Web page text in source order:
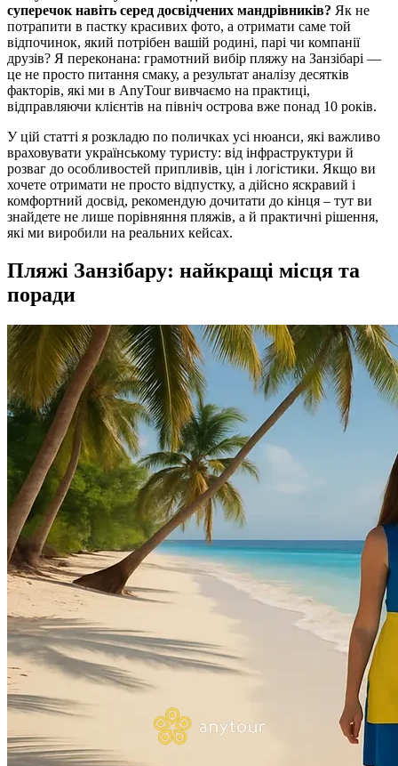
суперечок навіть серед досвідчених мандрівників? Як не
потрапити в пастку красивих фото, а отримати саме той
відпочинок, який потрібен вашій родині, парі чи компанії
друзів? Я переконана: грамотний вибір пляжу на Занзібарі —
це не просто питання смаку, а результат аналізу десятків
факторів, які ми в AnyTour вивчаємо на практиці,
відправляючи клієнтів на північ острова вже понад 10 років.
У цій статті я розкладю по поличках усі нюанси, які важливо
враховувати українському туристу: від інфраструктури й
розваг до особливостей припливів, цін і логістики. Якщо ви
хочете отримати не просто відпустку, а дійсно яскравий і
комфортний досвід, рекомендую дочитати до кінця – тут ви
знайдете не лише порівняння пляжів, а й практичні рішення,
які ми виробили на реальних кейсах.
Пляжі Занзібару: найкращі місця та
поради